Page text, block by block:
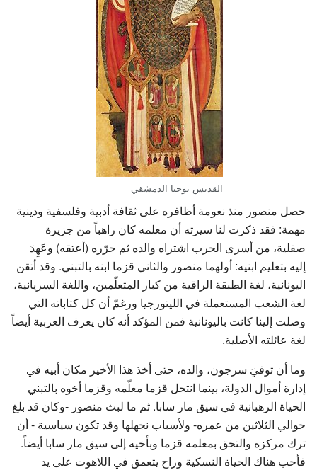
القديس يوحنا الدمشقي
حصل منصور منذ نعومة أظافره على ثقافة أدبية وفلسفية ودينية
مهمة: فقد ذكرت لنا سيرته أن معلمه كان راهباً من جزيرة
صقلية، من أسرى الحرب اشتراه والده ثم حرّره (أعتقه) وعَهِدَ
إليه بتعليم ابنيه: أولهما منصور والثاني قزما ابنه بالتبني. وقد أتقن
اليونانية، لغة الطبقة الراقية من كبار المتعلّمين، واللغة السريانية،
لغة الشعب المستعملة في الليتورجيا ورغمّ أن كل كتاباته التي
وصلت إلينا كانت باليونانية فمن المؤكد أنه كان يعرف العربية أيضاً
لغة عائلته الأصلية.
وما أن توفيَ سرجون، والده، حتى أخذ هذا الأخير مكان أبيه في
إدارة أموال الدولة، بينما انتحل قزما معلّمه وقزما أخوه بالتبني
الحياة الرهبانية في سيق مار سابا. ثم ما لبث منصور -وكان قد بلغ
حوالي الثلاثين من عمره- ولأسباب نجهلها وقد تكون سياسية - أن
ترك مركزه والتحق بمعلمه قزما وبأخيه إلى سيق مار سابا أيضاً.
فأحب هناك الحياة النسكية وراح يتعمق في اللاهوت على يد